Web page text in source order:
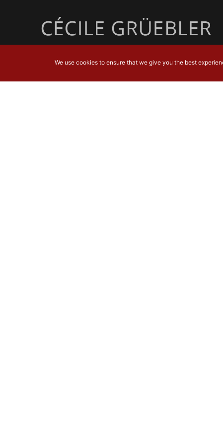
We use cookies to ensure that we give you the best